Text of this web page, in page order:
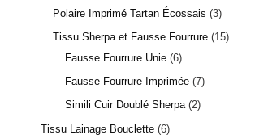
Polaire Imprimé Tartan Écossais 3
Tissu Sherpa et Fausse Fourrure 15
Fausse Fourrure Unie 6
Fausse Fourrure Imprimée 7
Simili Cuir Doublé Sherpa 2
Tissu Lainage Bouclette 6